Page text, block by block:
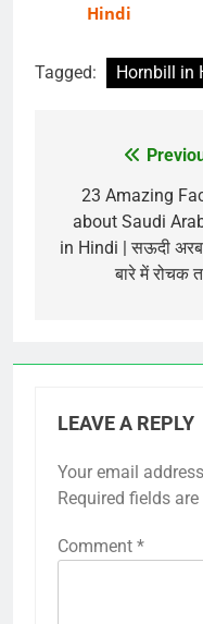
Hindi
Tagged: Hornbill in
navigation
23 Amazing
about Saudi
in Hindi | सऊदी
बारे में रोचक
LEAVE A REPLY
Your email
Required fields
Comment *